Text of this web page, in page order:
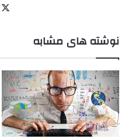
نوشته های مشابه